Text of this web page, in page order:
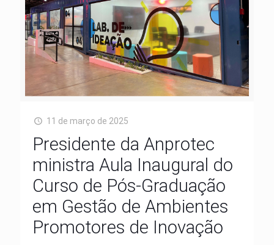
11 de março de 2025
Presidente da Anprotec
ministra Aula Inaugural do
Curso de Pós-Graduação
em Gestão de Ambientes
Promotores de Inovação